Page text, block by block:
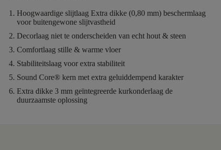
Hoogwaardige slijtlaag Extra dikke (0,80 mm) beschermlaag
voor buitengewone slijtvastheid
Decorlaag niet te onderscheiden van echt hout & steen
Comfortlaag stille & warme vloer
Stabiliteitslaag voor extra stabiliteit
Sound Core® kern met extra geluiddempend karakter
Extra dikke 3 mm geïntegreerde kurkonderlaag de
duurzaamste oplossing